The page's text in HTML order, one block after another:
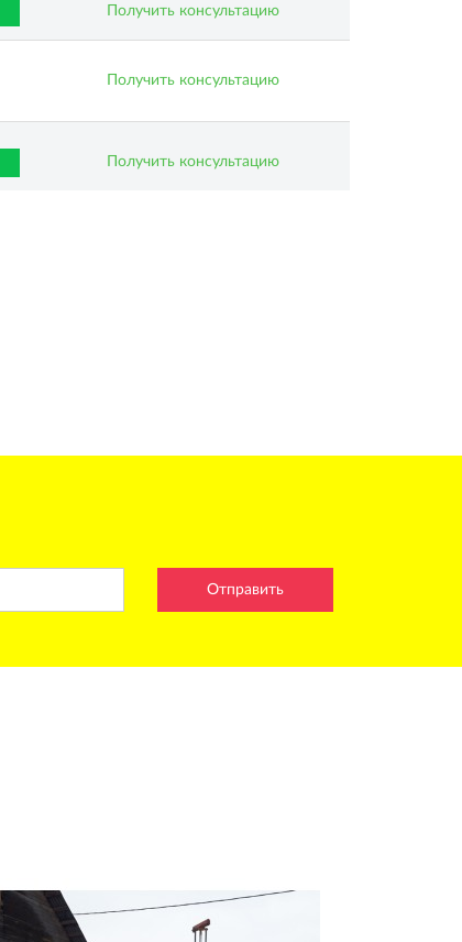
Получить консультацию
Получить консультацию
Получить консультацию
Отправить